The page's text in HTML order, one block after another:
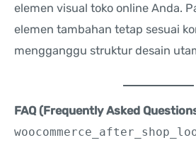
elemen visual toko online Anda.
elemen tambahan tetap sesuai
mengganggu struktur desain
FAQ (Frequently Asked